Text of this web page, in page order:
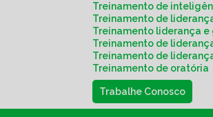
Treinamento de
Treinamento de
Treinamento liderança
Treinamento de
Treinamento de
Treinamento de oratória
Trabalhe Conosco